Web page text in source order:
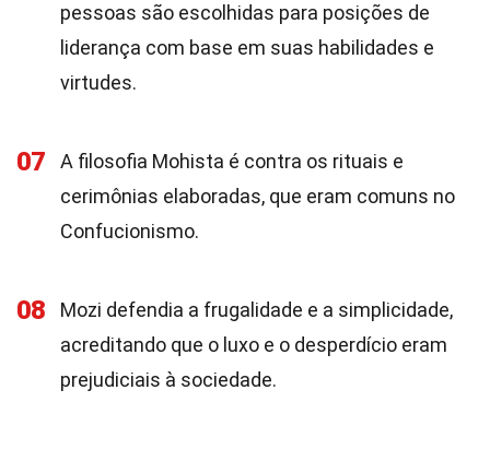
pessoas são escolhidas para posições de
liderança com base em suas habilidades e
virtudes.
07
A filosofia Mohista é contra os rituais e
cerimônias elaboradas, que eram comuns no
Confucionismo.
08
Mozi defendia a frugalidade e a simplicidade,
acreditando que o luxo e o desperdício eram
prejudiciais à sociedade.